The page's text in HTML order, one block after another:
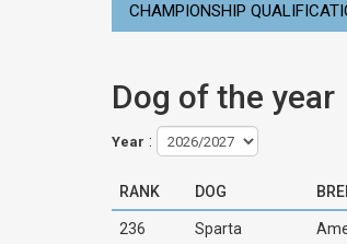
CHAMPIONSHIP
Dog of the year
Year :
RANK DOG
236 Sparta